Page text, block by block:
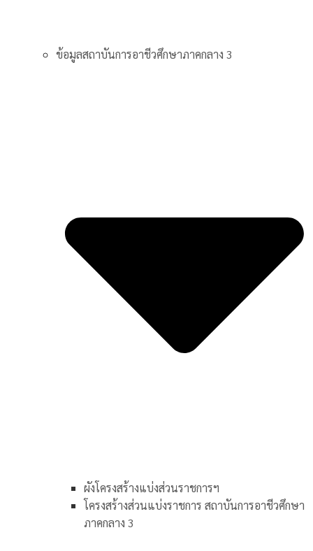
ข้อมูลสถาบันการอาชีวศึกษาภาคกลาง 3
ผังโครงสร้างแบ่งส่วนราชการฯ
โครงสร้างส่วนแบ่งราชการ สถาบันการอาชีวศึกษา
ภาคกลาง 3